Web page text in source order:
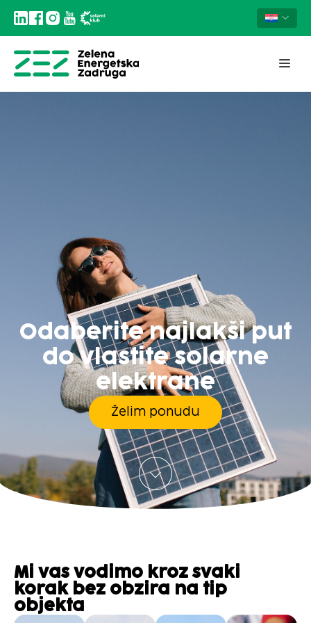
Odaberite najlakši put
do vlastite solarne
elektrane
Želim ponudu
Mi vas vodimo kroz svaki
korak bez obzira na tip
objekta